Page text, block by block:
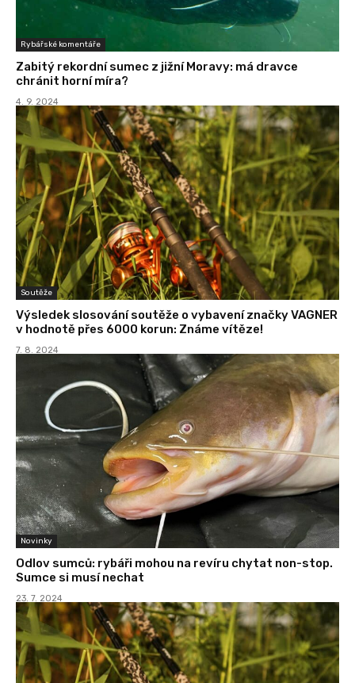
Rybářské komentáře
Zabitý rekordní sumec z jižní Moravy: má dravce
chránit horní míra?
4. 9. 2024
Soutěže
Výsledek slosování soutěže o vybavení značky VAGNER
v hodnotě přes 6000 korun: Známe vítěze!
7. 8. 2024
Novinky
Odlov sumců: rybáři mohou na revíru chytat non-stop.
Sumce si musí nechat
23. 7. 2024